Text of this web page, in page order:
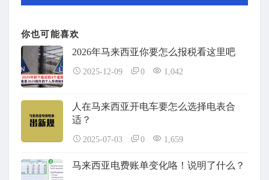
你也可能喜欢
2026年马来西亚你要怎么报税看这里吧
2025-12-09 0 1,042
人在马来西亚开电车要怎么选择电表合
适？
2025-07-03 0 1,659
马来西亚电费账单变化咯！说明了什么？